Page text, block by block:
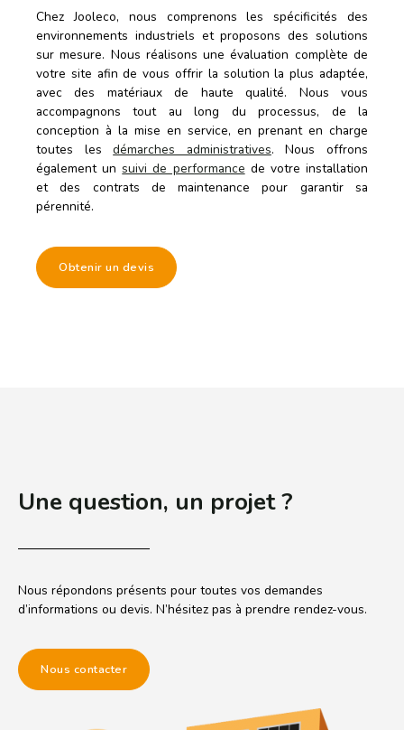
Chez Jooleco, nous comprenons les spécificités des
environnements industriels et proposons des solutions
sur mesure. Nous réalisons une évaluation complète de
votre site afin de vous offrir la solution la plus adaptée,
avec des matériaux de haute qualité. Nous vous
accompagnons tout au long du processus, de la
conception à la mise en service, en prenant en charge
toutes lesdémarches administratives. Nous offrons
également unsuivi de performance de votre installation
et des contrats de maintenance pour garantir sa
pérennité.
Obtenir un devis
Une question, un projet ?
Nous répondons présents pour toutes vos demandes
d’informations ou devis. N’hésitez pas à prendre rendez-vous.
Nous contacter